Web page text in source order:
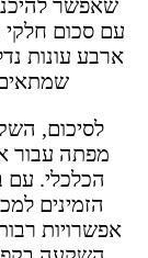
שאפשר
עם סכום חלקי
ארבע עונות
שמתאים
לסיכום,
מפתה עבור
הכלכלי. עם
הזמינים
אפשרויות